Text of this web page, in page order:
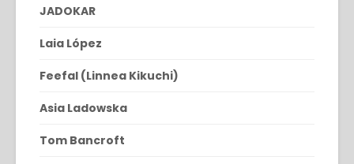
JADOKAR
Laia López
Feefal (Linnea Kikuchi)
Asia Ladowska
Tom Bancroft